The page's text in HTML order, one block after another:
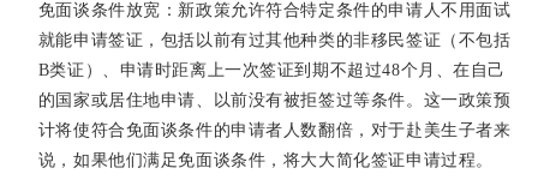
免面谈条件放宽：新政策允许符合特定条件的申请人不用面试
就能申请签证，包括以前有过其他种类的非移民签证（不包括
B类证）、申请时距离上一次签证到期不超过48个月、在自己
的国家或居住地申请、以前没有被拒签过等条件。这一政策预
计将使符合免面谈条件的申请者人数翻倍，对于赴美生子者来
说，如果他们满足免面谈条件，将大大简化签证申请过程。